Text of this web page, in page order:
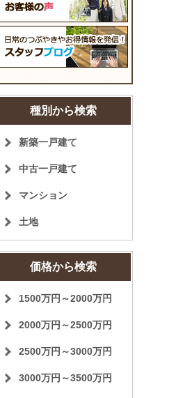
種別から検索
新築一戸建て
中古一戸建て
マンション
土地
価格から検索
1500万円～2000万円
2000万円～2500万円
2500万円～3000万円
3000万円～3500万円